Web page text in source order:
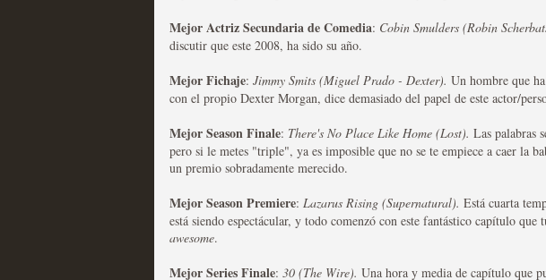
MOLTISANTI
Recomendación de la semana
Mejor Actriz Secundaria de Comedia: Cobin Smulders (Robin
discutir que este 2008, ha sido su año.
Mejor Fichaje: Jimmy Smits (Miguel Prado - Dexter). Un hombre que
con el propio Dexter Morgan, dice demasiado del papel de este actor/
Mejor Season Finale: There's No Place Like Home (Lost). Las palabras
pero si le metes "triple", ya es imposible que no se te empiece a caer la
un premio sobradamente merecido.
Mejor Season Premiere: Lazarus Rising (Supernatural). Está cuarta
está siendo espectácular, y todo comenzó con este fantástico capítulo
awesome.
Mejor Series Finale: 30 (The Wire). Una hora y media de capítulo que